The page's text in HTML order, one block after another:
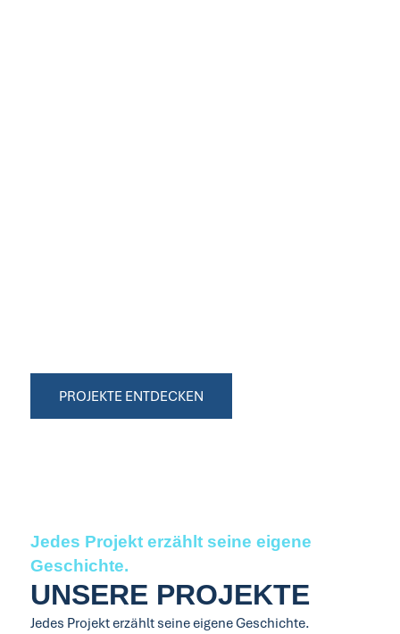
PROJEKTE ENTDECKEN
Jedes Projekt erzählt seine eigene
Geschichte.
UNSERE PROJEKTE
Jedes Projekt erzählt seine eigene Geschichte.